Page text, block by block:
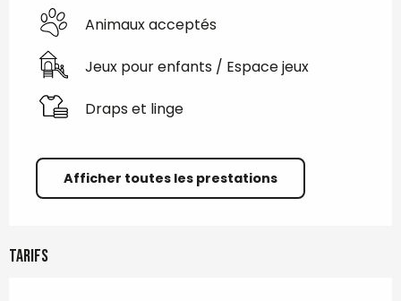
Animaux acceptés
Jeux pour enfants / Espace jeux
Draps et linge
Afficher toutes les prestations
Tarifs